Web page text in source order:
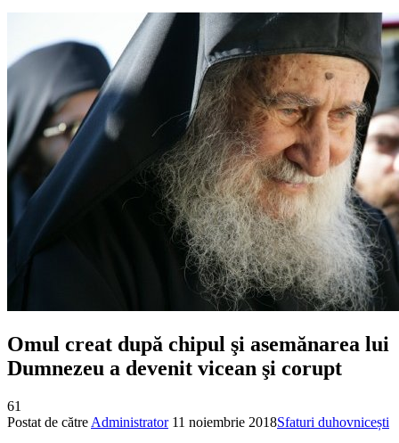
Omul creat după chipul şi asemănarea lui
Dumnezeu a devenit vicean şi corupt
61
Postat de către Administrator 11 noiembrie 2018Sfaturi duhovnicești